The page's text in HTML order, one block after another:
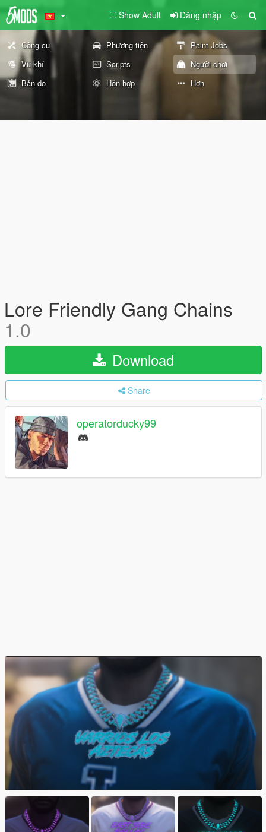
Show Adult Đăng nhập
Công cụ Phương tiện
Paint Jobs
Vũ khí
Scripts
Người chơi
Bản đồ
Hỗn hợp Hơn
Lore Friendly Gang Chains
1.0
Download
Share
operatorducky99